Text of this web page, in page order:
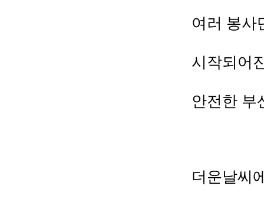
여러 봉사
시작되어
안전한 부
더운날씨